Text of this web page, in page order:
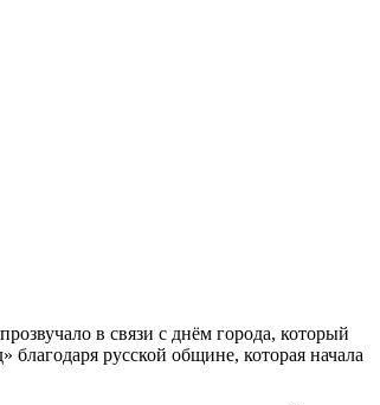
в связи с днём города, который
русской общине, которая начала